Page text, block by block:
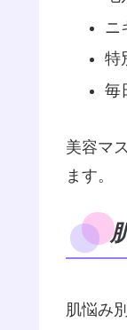
ニ
特
毎
美容マ
ます。
肌悩み